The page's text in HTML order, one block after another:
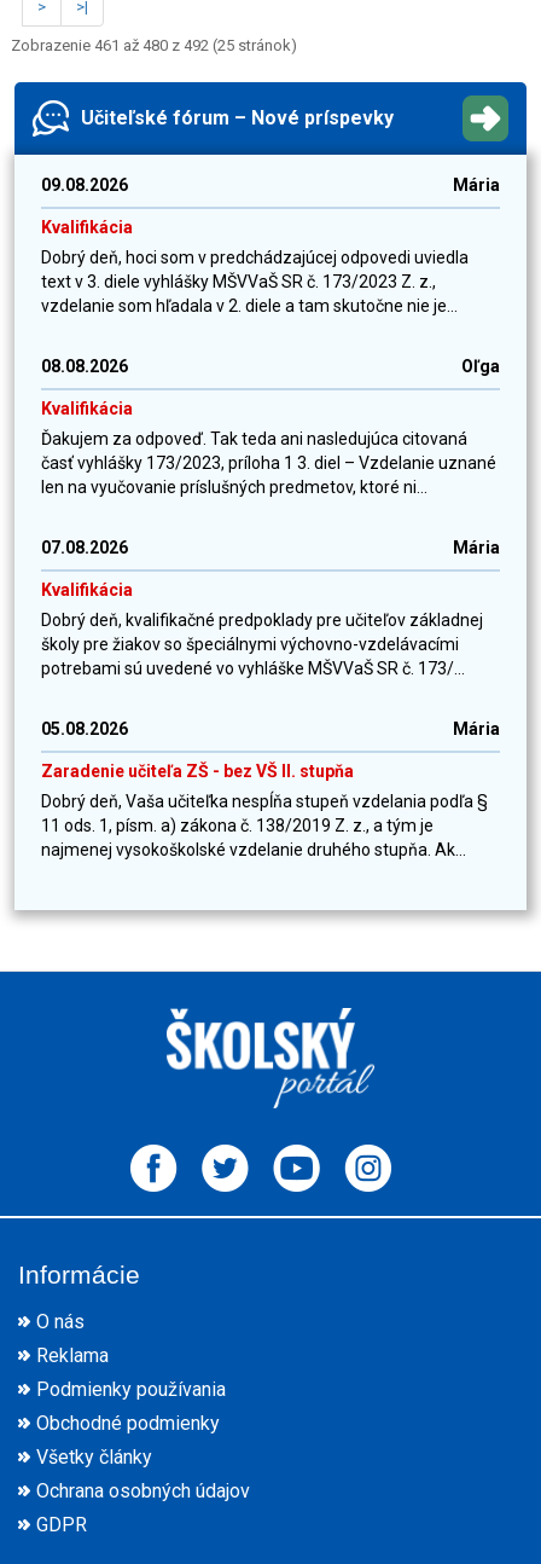
> >|
Zobrazenie 461 až 480 z 492 (25 stránok)
Učiteľské fórum – Nové príspevky
09.08.2026 Mária
Kvalifikácia
Dobrý deň, hoci som v predchádzajúcej odpovedi uviedla
text v 3. diele vyhlášky MŠVVaŠ SR č. 173/2023 Z. z.,
vzdelanie som hľadala v 2. diele a tam skutočne nie je...
08.08.2026 Oľga
Kvalifikácia
Ďakujem za odpoveď. Tak teda ani nasledujúca citovaná
časť vyhlášky 173/2023, príloha 1 3. diel – Vzdelanie uznané
len na vyučovanie príslušných predmetov, ktoré ni...
07.08.2026 Mária
Kvalifikácia
Dobrý deň, kvalifikačné predpoklady pre učiteľov základnej
školy pre žiakov so špeciálnymi výchovno-vzdelávacími
potrebami sú uvedené vo vyhláške MŠVVaŠ SR č. 173/...
05.08.2026 Mária
Zaradenie učiteľa ZŠ - bez VŠ II. stupňa
Dobrý deň, Vaša učiteľka nespĺňa stupeň vzdelania podľa §
11 ods. 1, písm. a) zákona č. 138/2019 Z. z., a tým je
najmenej vysokoškolské vzdelanie druhého stupňa. Ak...
Informácie
O nás
Reklama
Podmienky používania
Obchodné podmienky
Všetky články
Ochrana osobných údajov
GDPR